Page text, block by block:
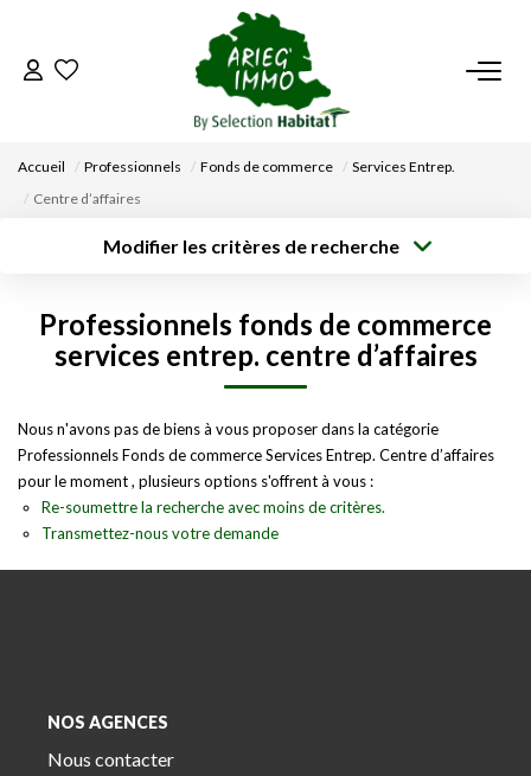
ACCUEIL
VENDRE UN BIEN
DÉPOSEZ VOTRE RECHERCHE
CONTACT
EN
Accueil Professionnels Fonds de commerce
Services Entrep.
Centre d’affaires
Modifier les critères de recherche
Sélectionnez...
Type de bien
Surface min
Budget max
Professionnels fonds de commerce
services entrep. centre d’affaires
Nous n'avons pas de biens à vous proposer dans la catégorie
Professionnels Fonds de commerce Services Entrep. Centre d’affaires
pour le moment , plusieurs options s'offrent à vous :
Re-soumettre la recherche avec moins de critères.
Transmettez-nous votre demande
NOS AGENCES
Nous contacter